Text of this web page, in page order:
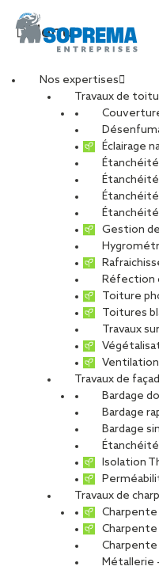
Menu
Nos expertises
Travaux de
Éclairage
Gestion
Réfection
Toiture
Toitures
Travaux
Travaux de
Bardage
Bardage
Bardage
Isolation
Travaux de
Charpente
Métallerie
PARTAGER